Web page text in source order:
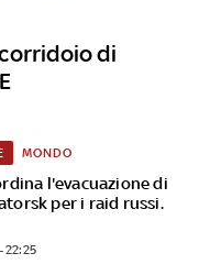
di
l'evacuazione di
per i raid russi.
MONDO
22:25